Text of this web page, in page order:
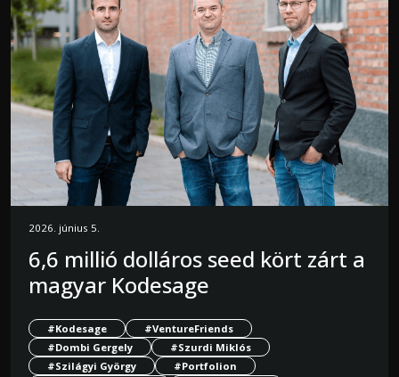
2026. június 5.
6,6 millió dolláros seed kört zárt a
magyar Kodesage
#Kodesage
#VentureFriends
#Dombi Gergely
#Szurdi Miklós
#Szilágyi György
#Portfolion